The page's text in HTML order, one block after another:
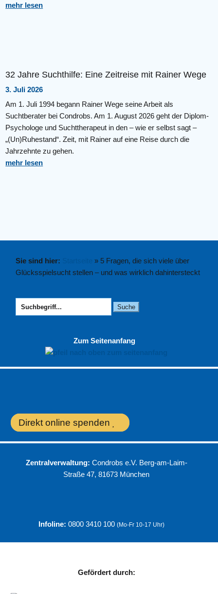
mehr lesen
32 Jahre Suchthilfe: Eine Zeitreise mit Rainer Wege
3. Juli 2026
Am 1. Juli 1994 begann Rainer Wege seine Arbeit als
Suchtberater bei Condrobs. Am 1. August 2026 geht der Diplom-
Psychologe und Suchttherapeut in den – wie er selbst sagt –
„(Un)Ruhestand“. Zeit, mit Rainer auf eine Reise durch die
Jahrzehnte zu gehen.
mehr lesen
Sie sind hier: » 5 Fragen, die sich viele über
Glücksspielsucht stellen – und was wirklich dahintersteckt
Suchen
nach:
Zum Seitenanfang
Direkt online spenden
Zentralverwaltung: Condrobs e.V. Berg-am-Laim-
Straße 47, 81673 München
Infoline:0800 3410 100(Mo-Fr 10-17 Uhr)
Gefördert durch: